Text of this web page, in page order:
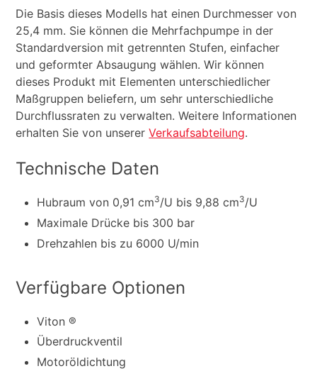
Die Basis dieses Modells hat einen Durchmesser von
25,4 mm. Sie können die Mehrfachpumpe in der
Standardversion mit getrennten Stufen, einfacher
und geformter Absaugung wählen. Wir können
dieses Produkt mit Elementen unterschiedlicher
Maßgruppen beliefern, um sehr unterschiedliche
Durchflussraten zu verwalten. Weitere Informationen
erhalten Sie von unsererVerkaufsabteilung.
Technische Daten
Hubraum von 0,91 cm3/U bis 9,88 cm3/U
Maximale Drücke bis 300 bar
Drehzahlen bis zu 6000 U/min
Verfügbare Optionen
Viton ®
Überdruckventil
Motoröldichtung